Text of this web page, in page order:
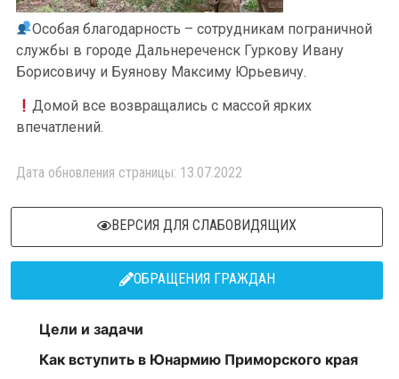
Особая благодарность – сотрудникам пограничной
службы в городе Дальнереченск Гуркову Ивану
Борисовичу и Буянову Максиму Юрьевичу.
Домой все возвращались с массой ярких
впечатлений.
Дата обновления страницы: 13.07.2022
ВЕРСИЯ ДЛЯ СЛАБОВИДЯЩИХ
ОБРАЩЕНИЯ ГРАЖДАН
Цели и задачи
Как вступить в Юнармию Приморского края